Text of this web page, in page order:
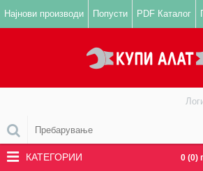
Најнови производи Попусти PDF Каталог
0 (0)
КАТЕГОРИИ